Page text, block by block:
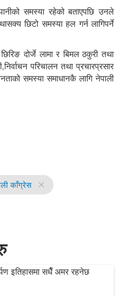
समस्या रहेको बताएपछि उनले
छिटो समस्या हल गर्न लागिपर्ने
दोर्जे लामा र बिमल ठकुरी तथा
परिचालन तथा प्रचारप्रसार
समस्या समाधानकै लागि नेपाली
काँग्रेस close